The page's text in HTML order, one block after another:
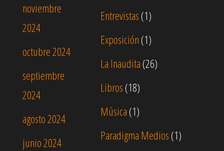
Entrevistas (1)
Exposición(1)
La Inaudita(26)
Libros (18)
Música(1)
Paradigma Medios(1)
noviembre
2024
octubre 2024
septiembre
2024
agosto 2024
junio 2024